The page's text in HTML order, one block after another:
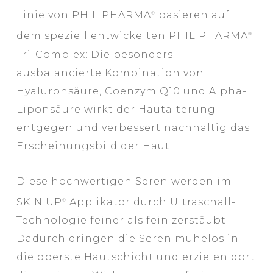
Linie von PHIL PHARMA®
basieren auf
dem speziell entwickelten PHIL PHARMA®
Tri-Complex: Die besonders
ausbalancierte Kombination von
Hyaluronsäure, Coenzym Q10 und Alpha-
Liponsäure wirkt der Hautalterung
entgegen und verbessert nachhaltig das
Erscheinungsbild der Haut.
Diese hochwertigen Seren werden im
SKIN UP® Applikator durch Ultraschall-
Technologie feiner als fein zerstäubt.
Dadurch dringen die Seren mühelos in
die oberste Hautschicht und erzielen dort